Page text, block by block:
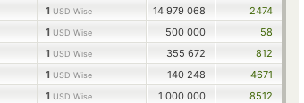
1 USD Wise 14 979 068
2474
1 USD Wise 500 000
58
1 USD Wise 355 672
812
1 USD Wise 140 248
4671
1 USD Wise 1 000 000
8512